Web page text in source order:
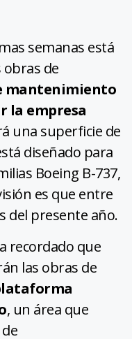
semanas está
de
mantenimiento
la empresa
una superficie de
diseñado para
Boeing B-737,
es que entre
del presente año.
recordado que
las obras de
, un área que